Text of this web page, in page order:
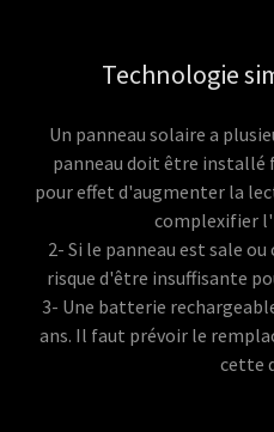
Technologie
Un panneau solaire a
panneau doit être installé
pour effet d'augmenter la
complexifier
2- Si le panneau est sale
risque d'être insuffisante
3- Une batterie
ans. Il faut prévoir le
cette